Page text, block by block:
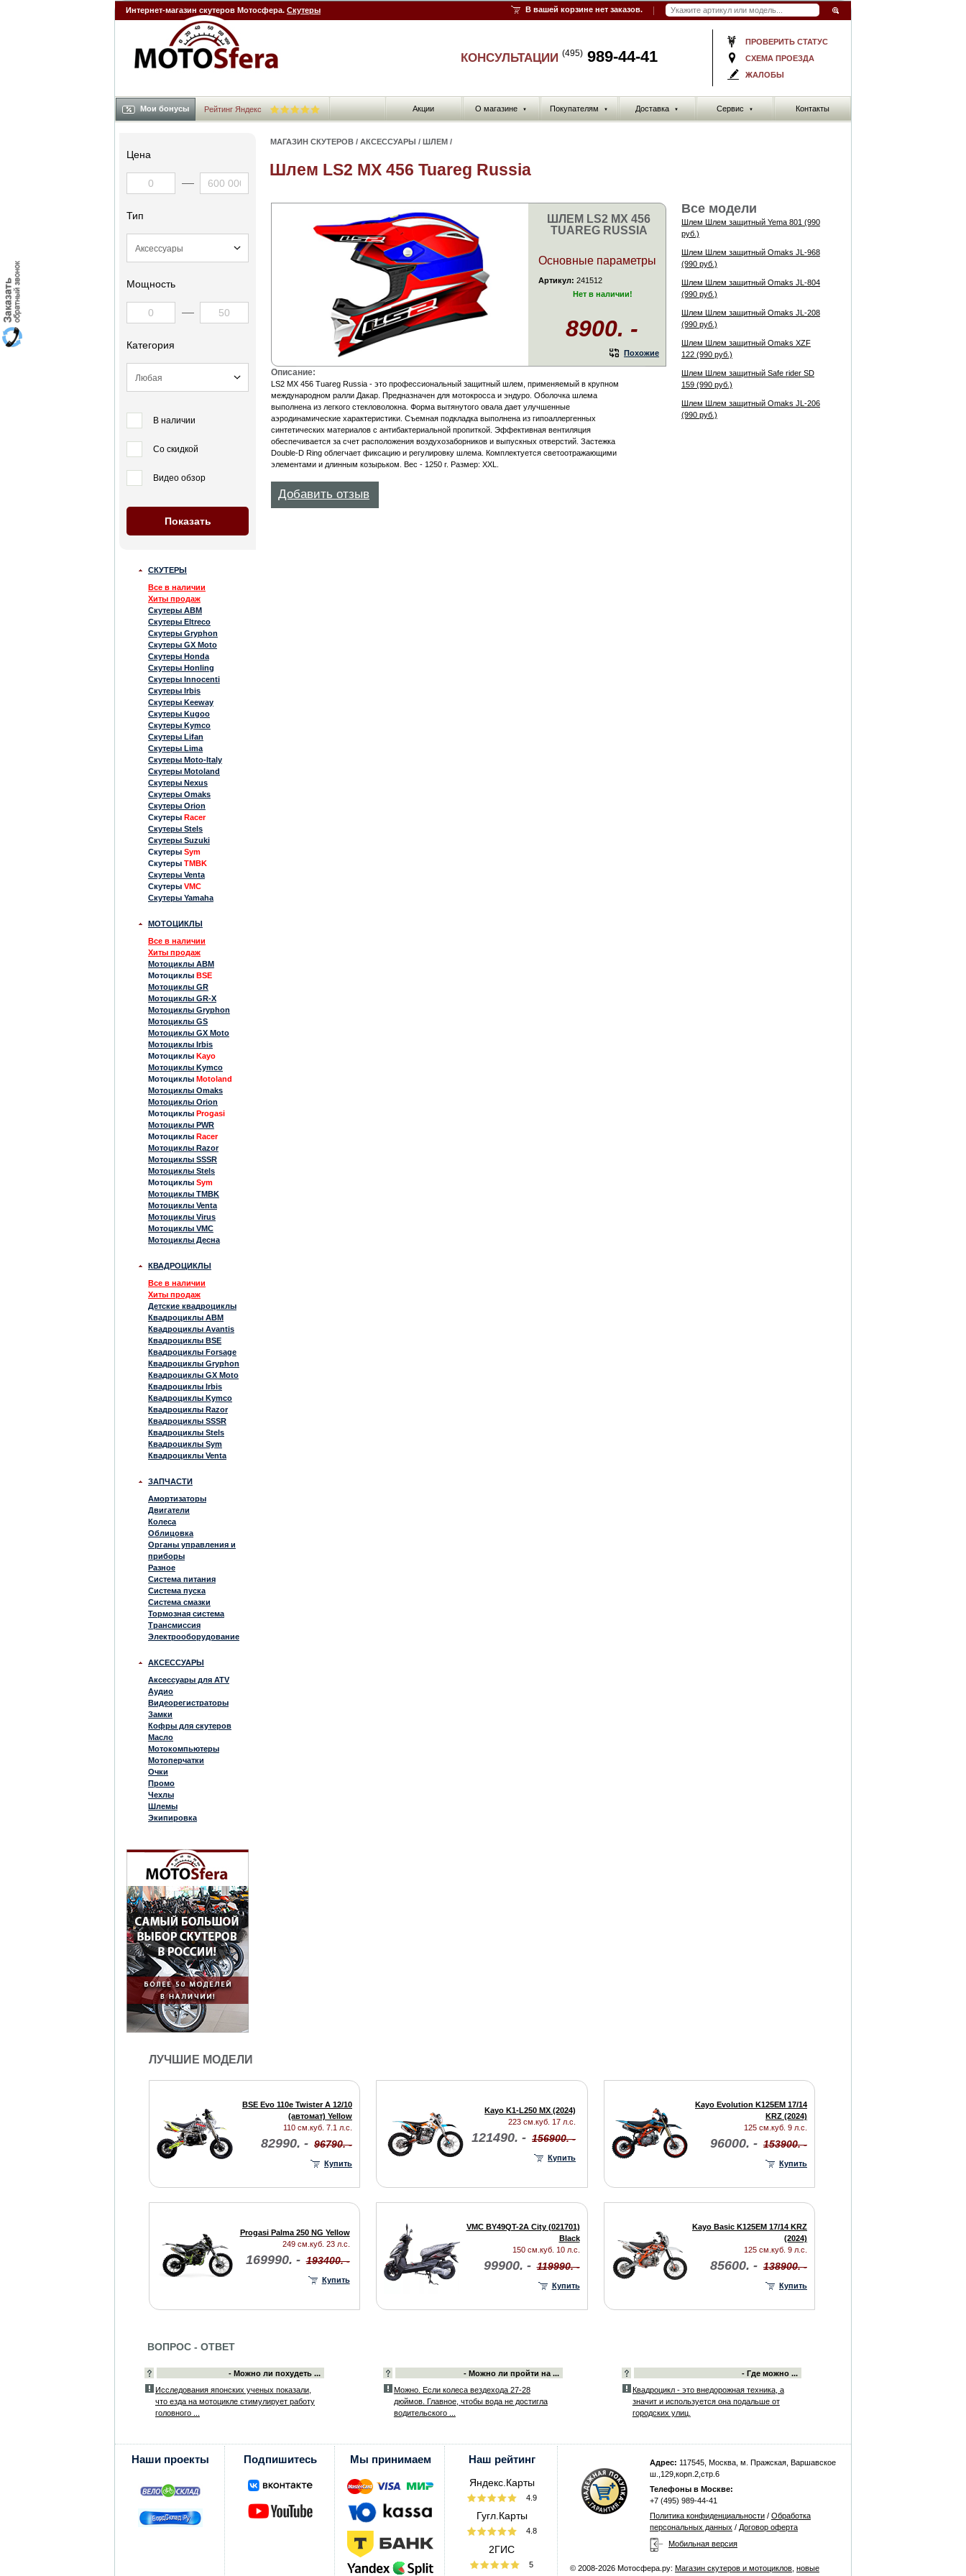
Интернет-магазин скутеров Мотосфера. Скутеры В вашей корзине нет заказов.
ПРОВЕРИТЬ СТАТУС
СХЕМА ПРОЕЗДА
ЖАЛОБЫ
КОНСУЛЬТАЦИИ (495) 989-44-41
Акции О магазине ▼ Покупателям ▼ Доставка ▼ Сервис ▼ Контакты
Мои бонусы Рейтинг Яндекс
Цена
Тип
Мощность
Категория
В наличии
Со скидкой
Видео обзор
СКУТЕРЫ
Все в наличии
Хиты продаж
Скутеры ABM
Скутеры Eltreco
Скутеры Gryphon
Скутеры GX Moto
Скутеры Honda
Скутеры Honling
Скутеры Innocenti
Скутеры Irbis
Скутеры Keeway
Скутеры Kugoo
Скутеры Kymco
Скутеры Lifan
Скутеры Lima
Скутеры Moto-Italy
Скутеры Motoland
Скутеры Nexus
Скутеры Omaks
Скутеры Orion
Скутеры Racer
Скутеры Stels
Скутеры Suzuki
Скутеры Sym
Скутеры TMBK
Скутеры Venta
Скутеры VMC
Скутеры Yamaha
МОТОЦИКЛЫ
Все в наличии
Хиты продаж
Мотоциклы ABM
Мотоциклы BSE
Мотоциклы GR
Мотоциклы GR-X
Мотоциклы Gryphon
Мотоциклы GS
Мотоциклы GX Moto
Мотоциклы Irbis
Мотоциклы Kayo
Мотоциклы Kymco
Мотоциклы Motoland
Мотоциклы Omaks
Мотоциклы Orion
Мотоциклы Progasi
Мотоциклы PWR
Мотоциклы Racer
Мотоциклы Razor
Мотоциклы SSSR
Мотоциклы Stels
Мотоциклы Sym
Мотоциклы TMBK
Мотоциклы Venta
Мотоциклы Virus
Мотоциклы VMC
Мотоциклы Десна
КВАДРОЦИКЛЫ
Все в наличии
Хиты продаж
Детские квадроциклы
Квадроциклы ABM
Квадроциклы Avantis
Квадроциклы BSE
Квадроциклы Forsage
Квадроциклы Gryphon
Квадроциклы GX Moto
Квадроциклы Irbis
Квадроциклы Kymco
Квадроциклы Razor
Квадроциклы SSSR
Квадроциклы Stels
Квадроциклы Sym
Квадроциклы Venta
ЗАПЧАСТИ
Амортизаторы
Двигатели
Колеса
Облицовка
Органы управления и
приборы
Разное
Система питания
Система пуска
Система смазки
Тормозная система
Трансмиссия
Электрооборудование
АКСЕССУАРЫ
Аксессуары для ATV
Аудио
Видеорегистраторы
Замки
Кофры для скутеров
Масло
Мотокомпьютеры
Мотоперчатки
Очки
Промо
Чехлы
Шлемы
Экипировка
МАГАЗИН СКУТЕРОВ / АКСЕССУАРЫ / ШЛЕМ /
Шлем LS2 MX 456 Tuareg Russia
ШЛЕМ LS2 MX 456
TUAREG RUSSIA
Основные параметры
Артикул: 241512
Нет в наличии!
8900. -
Похожие
Все модели
Шлем Шлем защитный Yema 801 (990
руб.)
Шлем Шлем защитный Omaks JL-968
(990 руб.)
Шлем Шлем защитный Omaks JL-804
(990 руб.)
Шлем Шлем защитный Omaks JL-208
(990 руб.)
Шлем Шлем защитный Omaks XZF
122 (990 руб.)
Шлем Шлем защитный Safe rider SD
159 (990 руб.)
Шлем Шлем защитный Omaks JL-206
(990 руб.)
Описание:
LS2 MX 456 Tuareg Russia - это профессиональный защитный шлем, применяемый в крупном
международном ралли Дакар. Предназначен для мотокросса и эндуро. Оболочка шлема
выполнена из легкого стекловолокна. Форма вытянутого овала дает улучшенные
аэродинамические характеристики. Съемная подкладка выполнена из гипоаллергенных
синтетических материалов с антибактериальной пропиткой. Эффективная вентиляция
обеспечивается за счет расположения воздухозаборников и выпускных отверстий. Застежка
Double-D Ring облегчает фиксацию и регулировку шлема. Комплектуется светоотражающими
элементами и длинным козырьком. Вес - 1250 г. Размер: XXL.
Добавить отзыв
ЛУЧШИЕ МОДЕЛИ
BSE Evo 110e Twister A 12/10
(автомат) Yellow
110 см.куб. 7.1 л.с.
82990. - 96790. -
Купить
Kayo K1-L250 MX (2024)
223 см.куб. 17 л.с.
121490. - 156900. -
Купить
Kayo Evolution K125EM 17/14
KRZ (2024)
125 см.куб. 9 л.с.
96000. - 153900. -
Купить
Progasi Palma 250 NG Yellow
249 см.куб. 23 л.с.
169990. - 193400. -
Купить
VMC BY49QT-2A City (021701)
Black
150 см.куб. 10 л.с.
99900. - 119990. -
Купить
Kayo Basic K125EM 17/14 KRZ
(2024)
125 см.куб. 9 л.с.
85600. - 138900. -
Купить
ВОПРОС - ОТВЕТ
- Можно ли похудеть ...
Исследования японских ученых показали,
что езда на мотоцикле стимулирует работу
головного ...
- Можно ли пройти на ...
Можно. Если колеса вездехода 27-28
дюймов. Главное, чтобы вода не достигла
водительского ...
- Где можно ...
Квадроцикл - это внедорожная техника, а
значит и используется она подальше от
городских улиц.
Наши проекты Подпишитесь Мы принимаем Наш рейтинг
Яндекс.Карты
4.9
Гугл.Карты
4.8
2ГИС
5
Адрес: 117545, Москва, м. Пражская, Варшавское
ш.,129,корп.2,стр.6
Телефоны в Москве:
+7 (495) 989-44-41
Политика конфиденциальности / Обработка
персональных данных / Договор оферта
Мобильная версия
© 2008-2026 Мотосфера.ру: Магазин скутеров и мотоциклов новые